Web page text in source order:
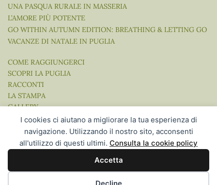
I cookies ci aiutano a migliorare la tua esperienza di
navigazione. Utilizzando il nostro sito, acconsenti
all'utilizzo di questi ultimi. Consulta la cookie policy
Accetta
UNA PASQUA RURALE IN MASSERIA
L’AMORE PIÙ POTENTE
GO WITHIN AUTUMN EDITION: BREATHING & LETTING GO
VACANZE DI NATALE IN PUGLIA
COME RAGGIUNGERCI
SCOPRI LA PUGLIA
RACCONTI
LA STAMPA
GALLERY
VIDEO
Website Concept, Design & Development by Ingenia Direct |
Hospitality Communication in the Digital Age